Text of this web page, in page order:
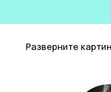
Разверните